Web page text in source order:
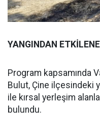
YANGINDAN
Program kapsamında
Bulut, Çine ilçesindeki
ile kırsal yerleşim
bulundu.